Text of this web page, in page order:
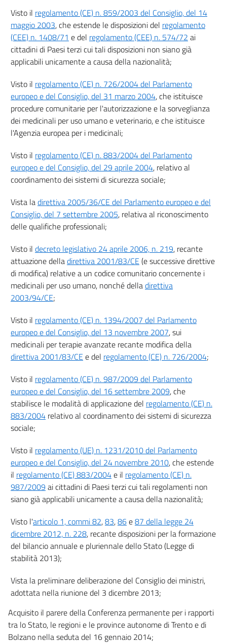
Visto il regolamento (CE) n. 859/2003 del Consiglio, del 14
maggio 2003, che estende le disposizioni del regolamento
(CEE) n. 1408/71 e del regolamento (CEE) n. 574/72 ai
cittadini di Paesi terzi cui tali disposizioni non siano già
applicabili unicamente a causa della nazionalità;
Visto il regolamento (CE) n. 726/2004 del Parlamento
europeo e del Consiglio, del 31 marzo 2004, che istituisce
procedure comunitarie per l'autorizzazione e la sorveglianza
dei medicinali per uso umano e veterinario, e che istituisce
l'Agenzia europea per i medicinali;
Visto il regolamento (CE) n. 883/2004 del Parlamento
europeo e del Consiglio, del 29 aprile 2004, relativo al
coordinamento dei sistemi di sicurezza sociale;
Vista ladirettiva 2005/36/CE del Parlamento europeo e del
Consiglio, del 7 settembre 2005, relativa al riconoscimento
delle qualifiche professionali;
Visto il decreto legislativo 24 aprile 2006, n. 219, recante
attuazione delladirettiva 2001/83/CE (e successive direttive
di modifica) relative a un codice comunitario concernente i
medicinali per uso umano, nonché delladirettiva
2003/94/CE;
Visto il regolamento (CE) n. 1394/2007 del Parlamento
europeo e del Consiglio, del 13 novembre 2007, sui
medicinali per terapie avanzate recante modifica della
direttiva 2001/83/CE e del regolamento (CE) n. 726/2004;
Visto il regolamento (CE) n. 987/2009 del Parlamento
europeo e del Consiglio, del 16 settembre 2009, che
stabilisce le modalità di applicazione del regolamento (CE) n.
883/2004 relativo al coordinamento dei sistemi di sicurezza
sociale;
Visto il regolamento (UE) n. 1231/2010 del Parlamento
europeo e del Consiglio, del 24 novembre 2010, che estende
il regolamento (CE) 883/2004e il regolamento (CE) n.
987/2009 ai cittadini di Paesi terzi cui tali regolamenti non
siano già applicabili unicamente a causa della nazionalità;
Visto l'articolo 1, commi 82,83,86e87 della legge 24
dicembre 2012, n. 228, recante disposizioni per la formazione
del bilancio annuale e pluriennale dello Stato (Legge di
stabilità 2013);
Vista la preliminare deliberazione del Consiglio dei ministri,
adottata nella riunione del 3 dicembre 2013;
Acquisito il parere della Conferenza permanente per i rapporti
tra lo Stato, le regioni e le province autonome di Trento e di
Bolzano nella seduta del 16 gennaio 2014;